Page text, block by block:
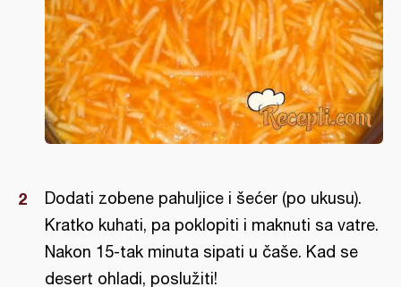
Dodati zobene pahuljice i šećer (po ukusu).
Kratko kuhati, pa poklopiti i maknuti sa vatre.
Nakon 15-tak minuta sipati u čaše. Kad se
desert ohladi, poslužiti!